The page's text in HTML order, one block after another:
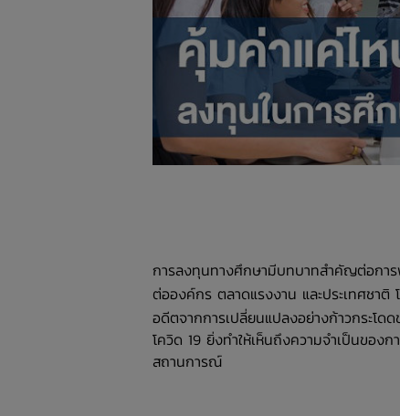
การลงทุนทางศึกษามีบทบาทสำคัญต่อการ
ต่อองค์กร ตลาดแรงงาน และประเทศชาติ
อดีตจากการเปลี่ยนแปลงอย่างก้าวกระโด
โควิด 19 ยิ่งทำให้เห็นถึงความจำเป็นของ
สถานการณ์